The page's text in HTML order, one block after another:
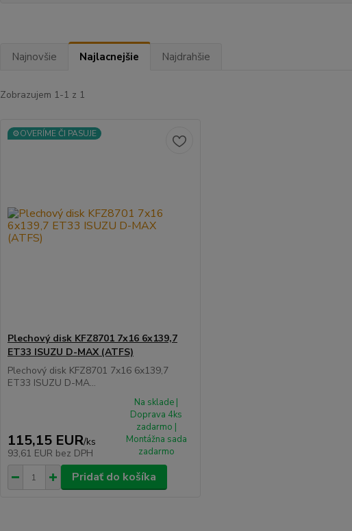
Najnovšie Najlacnejšie Najdrahšie
Zobrazujem 1-1 z 1
⚙️OVERÍME ČI PASUJE
Plechový disk KFZ8701 7x16 6x139,7
ET33 ISUZU D-MAX (ATFS)
Plechový disk KFZ8701 7x16 6x139,7
ET33 ISUZU D-MA...
115,15 EUR/ks
93,61 EUR bez DPH
Na sklade |
Doprava 4ks
zadarmo |
Montážna sada
zadarmo
Pridať do košíka